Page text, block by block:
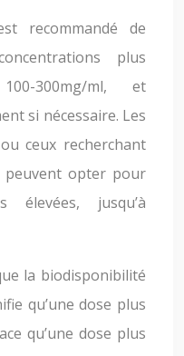
recommandé de
plus
300mg/ml, et
si nécessaire. Les
ceux recherchant
peuvent opter pour
élevées, jusqu’à
la biodisponibilité
qu’une dose plus
qu’une dose plus